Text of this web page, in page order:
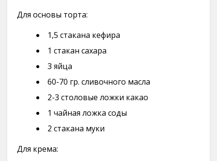
Для основы торта:
1,5 стакана кефира
1 стакан сахара
3 яйца
60-70 гр. сливочного масла
2-3 столовые ложки какао
1 чайная ложка соды
2 стакана муки
Для крема: